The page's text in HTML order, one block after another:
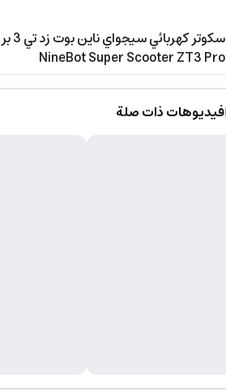
NineBot Super Scooter ZT3 Pro
فيديوهات ذات صلة